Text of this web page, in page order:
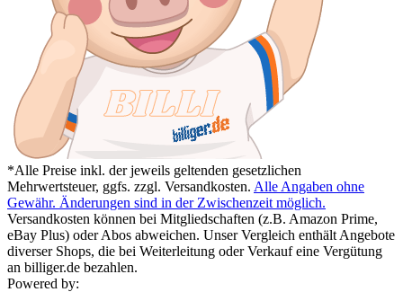
*Alle Preise inkl. der jeweils geltenden gesetzlichen
Mehrwertsteuer, ggfs. zzgl. Versandkosten. Alle Angaben ohne
Gewähr. Änderungen sind in der Zwischenzeit möglich.
Versandkosten können bei Mitgliedschaften (z.B. Amazon Prime,
eBay Plus) oder Abos abweichen. Unser Vergleich enthält Angebote
diverser Shops, die bei Weiterleitung oder Verkauf eine Vergütung
an billiger.de bezahlen.
Powered by: